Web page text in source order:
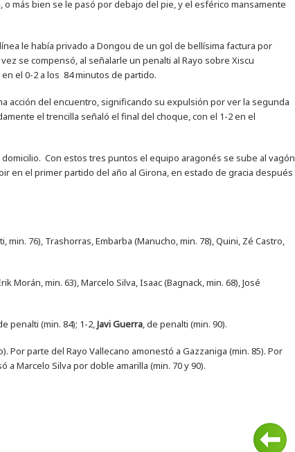
más bien se le pasó por debajo del pie, y el esférico mansamente
le había privado a Dongou de un gol de bellísima factura por
se compensó, al señalarle un penalti al Rayo sobre Xiscu
el 0-2 a los 84 minutos de partido.
acción del encuentro, significando su expulsión por ver la segunda
el trencilla señaló el final del choque, con el 1-2 en el
Con estos tres puntos el equipo aragonés se sube al vagón
en el primer partido del año al Girona, en estado de gracia después
min. 76), Trashorras, Embarba (Manucho, min. 78), Quini, Zé Castro,
Morán, min. 63), Marcelo Silva, Isaac (Bagnack, min. 68), José
penalti (min. 84); 1-2,Javi Guerra, de penalti (min. 90).
Por parte del Rayo Vallecano amonestó a Gazzaniga (min. 85). Por
a Marcelo Silva por doble amarilla (min. 70 y 90).